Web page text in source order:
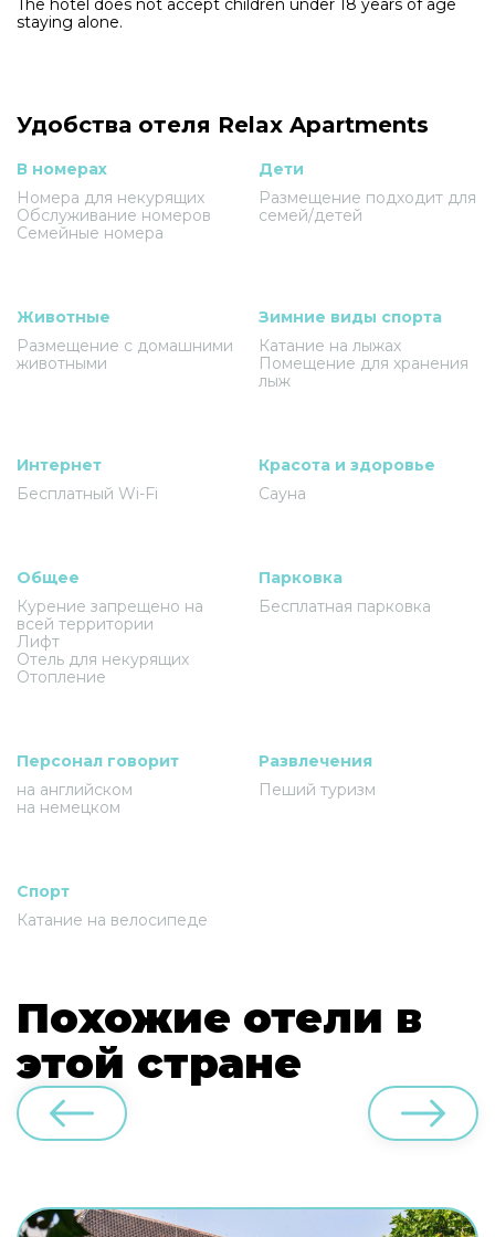
The hotel does not accept children under 18 years of age
staying alone.
Удобства отеля Relax Apartments
В номерах
Номера для некурящих
Обслуживание номеров
Семейные номера
Дети
Размещение подходит для
семей/детей
Животные
Размещение с домашними
животными
Зимние виды спорта
Катание на лыжах
Помещение для хранения
лыж
Интернет
Бесплатный Wi-Fi
Красота и здоровье
Сауна
Общее
Курение запрещено на
всей территории
Лифт
Отель для некурящих
Отопление
Парковка
Бесплатная парковка
Персонал говорит
на английском
на немецком
Развлечения
Пеший туризм
Спорт
Катание на велосипеде
Похожие отели в
этой стране